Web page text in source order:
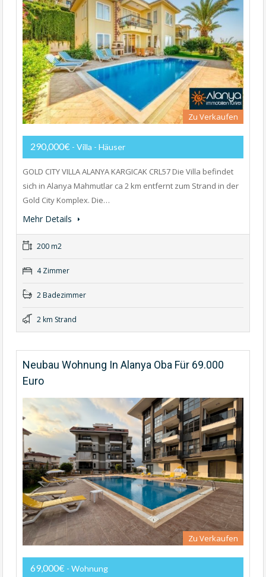
Zu Verkaufen
290,000€ - Villa - Häuser
GOLD CITY VILLA ALANYA KARGICAK CRL57 Die Villa befindet
sich in Alanya Mahmutlar ca 2 km entfernt zum Strand in der
Gold City Komplex. Die…
Mehr Details
200 m2
4 Zimmer
2 Badezimmer
2 km Strand
Neubau Wohnung In Alanya Oba Für 69.000
Euro
Zu Verkaufen
69,000€ - Wohnung